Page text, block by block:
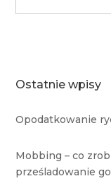
Ostatnie wpisy
Opodatkowanie
Mobbing – co
prześladowanie